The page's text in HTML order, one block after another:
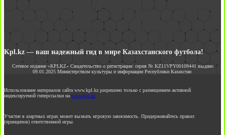
Kpl.kz — ваш надежный гид в мире Казахстанского футбола!
Сетевое издание «KPLKZ» Свидетельство о регистрации: серия № KZ11VPY00109441 выдано
09.01.2025 Министерством культуры и информации Республики Казахстан.
Использование материалов сайта www.kpl.kz разрешено только с размещением активной
индексируемой гиперссылки на www.kpl.kz
Участие в азартных играх может вызвать игровую зависимость. Придерживайтесь правил
(принципов) ответственной игры.